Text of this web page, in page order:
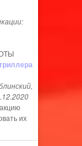
их